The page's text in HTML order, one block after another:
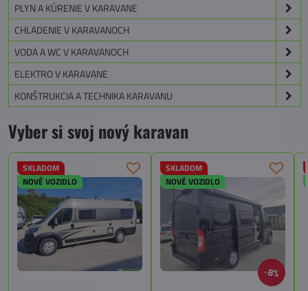
PLYN A KÚRENIE V KARAVANE
CHLADENIE V KARAVANOCH
VODA A WC V KARAVANOCH
ELEKTRO V KARAVANE
KONŠTRUKCIA A TECHNIKA KARAVANU
Vyber si svoj nový karavan
SKLADOM
NOVÉ VOZIDLO
8%
SKLADOM
NOVÉ VOZIDLO